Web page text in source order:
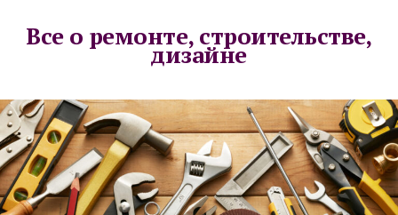
Все о ремонте, строительстве,
дизайне